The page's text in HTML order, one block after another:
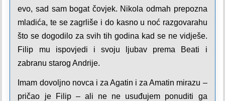
evo, sad sam bogat čovjek. Nikola odmah prepozna
mladića, te se zagrliše i do kasno u noć razgovarahu
što se dogodilo za svih tih godina kad se ne vidješe.
Filip mu ispovjedi i svoju ljubav prema Beati i
zabranu starog Andrije.
Imam dovoljno novca i za Agatin i za Amatin mirazu –
pričao je Filip – ali ne ne usuđujem ponuditi ga